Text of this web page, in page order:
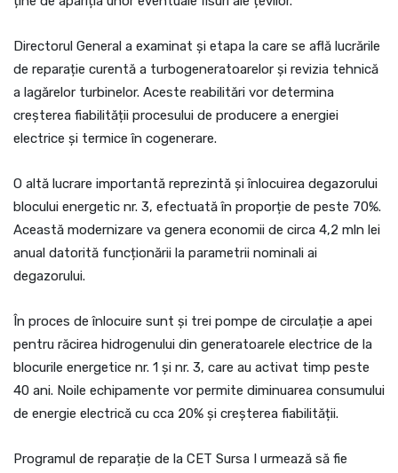
Directorul General a examinat și etapa la care se află lucrările
de reparație curentă a turbogeneratoarelor și revizia tehnică
a lagărelor turbinelor. Aceste reabilitări vor determina
creșterea fiabilității procesului de producere a energiei
electrice și termice în cogenerare.
O altă lucrare importantă reprezintă și înlocuirea degazorului
blocului energetic nr. 3, efectuată în proporție de peste 70%.
Această modernizare va genera economii de circa 4,2 mln lei
anual datorită funcționării la parametrii nominali ai
degazorului.
În proces de înlocuire sunt și trei pompe de circulație a apei
pentru răcirea hidrogenului din generatoarele electrice de la
blocurile energetice nr. 1 și nr. 3, care au activat timp peste
40 ani. Noile echipamente vor permite diminuarea consumului
de energie electrică cu cca 20% și creșterea fiabilității.
Programul de reparație de la CET Sursa I urmează să fie